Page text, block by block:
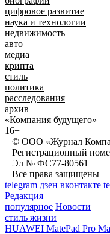
цифровое развитие
наука и технологии
недвижимость
авто
медиа
крипта
стиль
политика
расследования
архив
«Компания будущего»
16+
© ООО «Журнал
Регистрационный
Эл № ФС77-80561
Все права защищены
telegram дзен вконтакте
Редакция
популярное Новости
стиль жизни
HUAWEI MatePad Pro